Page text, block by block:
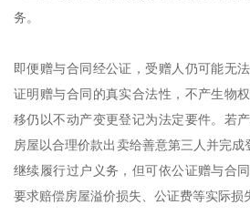
务。
即便赠与合同经公证，受赠人仍可能无
证明赠与合同的真实合法性，不产生物
移仍以不动产变更登记为法定要件。若
房屋以合理价款出卖给善意第三人并完
继续履行过户义务，但可依公证赠与合
要求赔偿房屋溢价损失、公证费等实际损